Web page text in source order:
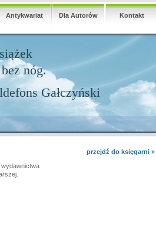
Antykwariat Dla Autorów Kontakt
nóg.
Gałczyński
przejdź do księgarni »